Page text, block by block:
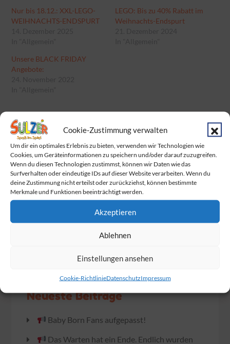
Cookie-Zustimmung verwalten
Um dir ein optimales Erlebnis zu bieten, verwenden wir Technologien wie
Cookies, um Geräteinformationen zu speichern und/oder darauf zuzugreifen.
Wenn du diesen Technologien zustimmst, können wir Daten wie das
Surfverhalten oder eindeutige IDs auf dieser Website verarbeiten. Wenn du
deine Zustimmung nicht erteilst oder zurückziehst, können bestimmte
Merkmale und Funktionen beeinträchtigt werden.
Akzeptieren
Ablehnen
Einstellungen ansehen
Cookie-RichtlinieDatenschutzImpressum
Nur bis 18.12.: XXL-LEGO-
WEIHNACHTS-ENDSPURT
LEGO: Bis zu 40% Rabatt im
Weihnachts-Endspurt
Unsere BLACK FRIDAY
Angebote:
Categories:
Allgemein
Categories: Allgemein
Beitragsnavigation
Verlängerte Öffnungszeiten & 20% Rabatt auf
Playmobil zum Marburg b(u)y Night!
Anfang Januar: 1 Tag wegen Inventur
Neueste Beiträge
Baby Born Fans aufgepasst!
Das Warten hat ein Ende. Endlich wurden